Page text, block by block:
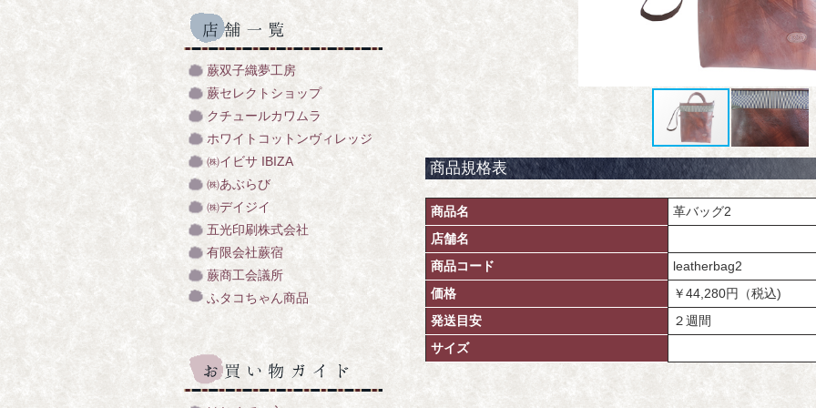
商品規格表
商品名
革バッグ2
店舗名
商品コード
leatherbag2
価格
￥44,280円（税込)
発送目安
２週間
サイズ
蕨双子織夢工房
蕨セレクトショップ
クチュールカワムラ
ホワイトコットンヴィレッジ
㈱イビサ IBIZA
㈱あぶらび
㈱デイジイ
五光印刷株式会社
有限会社蕨宿
蕨商工会議所
ふタコちゃん商品